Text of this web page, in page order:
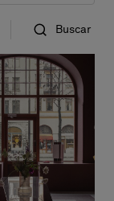
Buscar